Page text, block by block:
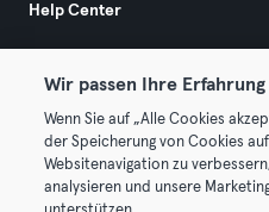
Help Center
© 2026 Urban Sports Group
Terms & Conditions
Wir passen Ihre Erfahrung
Wenn Sie auf „Alle Cookies
der Speicherung von Cookies
Websitenavigation zu
analysieren und unsere